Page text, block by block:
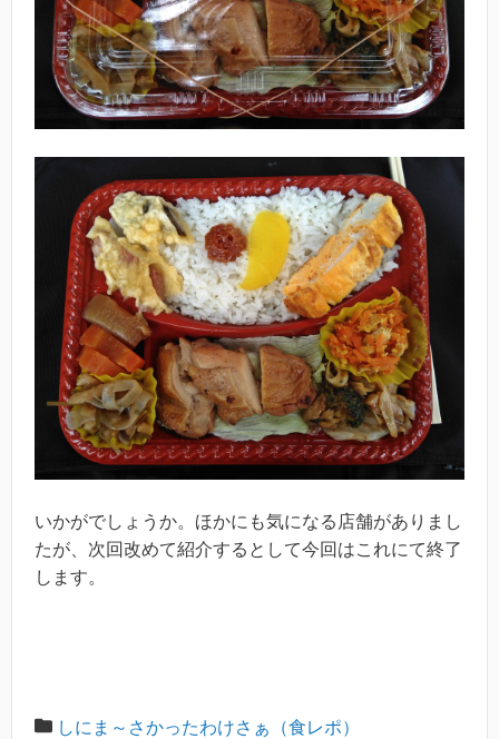
いかがでしょうか。ほかにも気になる店舗がありまし
たが、次回改めて紹介するとして今回はこれにて終了
します。
しにま～さかったわけさぁ（食レポ）